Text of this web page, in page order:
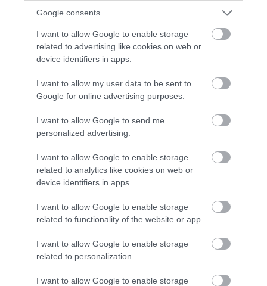
Google consents
I want to allow Google to enable storage
related to advertising like cookies on web or
device identifiers in apps.
I want to allow my user data to be sent to
Google for online advertising purposes.
I want to allow Google to send me
personalized advertising.
I want to allow Google to enable storage
related to analytics like cookies on web or
device identifiers in apps.
I want to allow Google to enable storage
related to functionality of the website or app.
I want to allow Google to enable storage
related to personalization.
I want to allow Google to enable storage
γίνει αύριο στα σοκάκια αυτού
χωριού
10.08.2026 | 11:20
Η Λίμνη Ευβοίας γίνεται σημείο
Στερεάς Ελλάδας
10.08.2026 | 11:00
Χαλκίδα: Γιατί φωτίστηκε στα
μωβ- ροζ το δημαρχείο στην
10.08.2026 | 10:40
Έκτακτη διακοπή νερού στους
10.08.2026 | 10:20
Ελεγκτές της ΑΑΔΕ κατέσχεσαν
σχεδόν 1300 φιάλλες παράνομου
ΠΕΡΙΣΣΟΤΕΡΑ ΑΠΟ ΕΙΔΗΣΕΙΣ ΕΥΒΟΙΑ
Πού θα γίνει το
επόμενο πανηγύρι
στην Εύβοια με τη
Μαρία Νομικού
Κόκκινος συναγερμός
για φωτιά σήμερα στην
Εύβοια – Προσοχή